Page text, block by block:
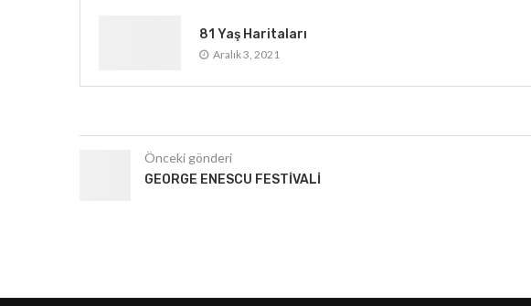
81 Yaş Haritaları
Aralık 3, 2021
Önceki gönderi
GEORGE ENESCU FESTIVALI